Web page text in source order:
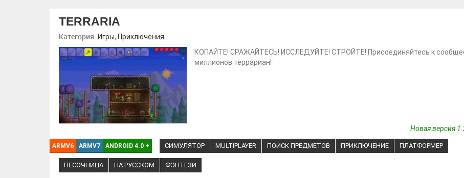
TERRARIA
Категория: Игры, Приключения
КОПАЙТЕ! СРАЖАЙТЕСЬ! ИССЛЕДУЙТЕ! СТРОЙТЕ! Присоединяйтесь к
миллионов террариан!
Новая версия
ARMV6 ARMV7 ANDROID 4.0 + СИМУЛЯТОР MULTIPLAYER ПОИСК ПРЕДМЕТОВ ПРИКЛЮЧЕНИЕ ПЛАТФОРМЕР
ПЕСОЧНИЦА НА РУССКОМ ФЭНТЕЗИ